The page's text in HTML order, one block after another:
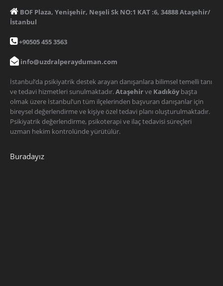
BOF Plaza, Yenişehir, Neşeli Sk NO:1 KAT :6, 34888 Ataşehir/
İstanbul
+90505 455 3563
info@uzdralperayduman.com
İstanbul’da psikiyatrik destek arayan danışanlara bilimsel temelli tanı
ve tedavi hizmetleri sunulmaktadır.Ataşehirve Kadıköy başta
olmak üzere İstanbul’un tüm ilçelerinden başvuran danışanlar için
bireysel değerlendirme ve kişiye özel tedavi planı oluşturulmaktadır.
Psikiyatrik değerlendirme, psikoterapi ve ilaç tedavisi süreçleri
uzman hekim kontrolünde yürütülür.
Buradayız